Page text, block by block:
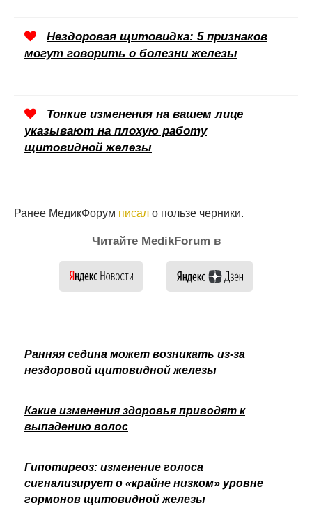
Нездоровая щитовидка: 5 признаков
могут говорить о болезни железы
Тонкие изменения на вашем лице
указывают на плохую работу
щитовидной железы
Ранее МедикФорум писал о пользе черники.
Читайте MedikForum в
Ранняя седина может возникать из-за
нездоровой щитовидной железы
Какие изменения здоровья приводят к
выпадению волос
Гипотиреоз: изменение голоса
сигнализирует о «крайне низком» уровне
гормонов щитовидной железы